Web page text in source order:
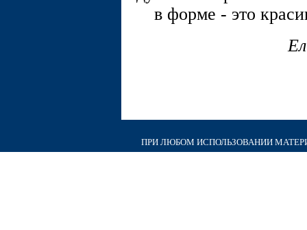
в форме - это
ПРИ ЛЮБОМ ИСПОЛЬЗОВАНИИ